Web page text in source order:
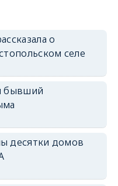
о
селе
бывший
десятки домов